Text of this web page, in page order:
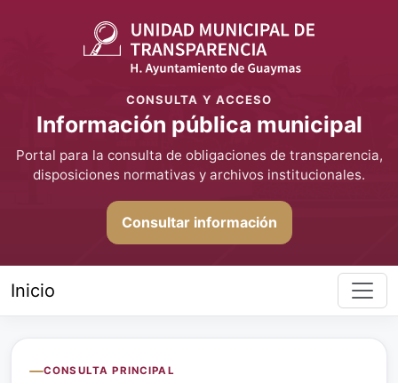
CONSULTA Y ACCESO
Información pública municipal
Portal para la consulta de obligaciones de transparencia,
disposiciones normativas y archivos institucionales.
Consultar información
Inicio
CONSULTA PRINCIPAL